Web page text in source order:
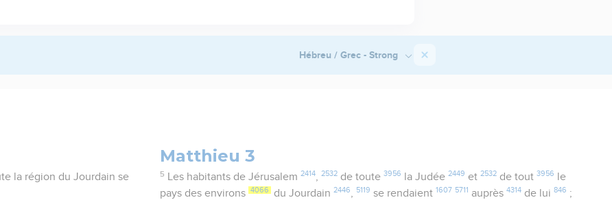
Hébreu / Grec - Strong
la région du Jourdain se
Matthieu 3
5 Les habitants de Jérusalem 2414, 2532de toute 3956 la Judée 2449 et 2532de tout 3956
le
pays des environs 4066 du Jourdain2446, 5119 se rendaient 1607 5711 auprès4314 de lui846 ;